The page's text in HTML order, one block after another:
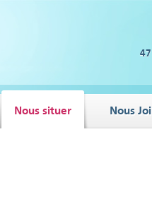
Nous situer Nous